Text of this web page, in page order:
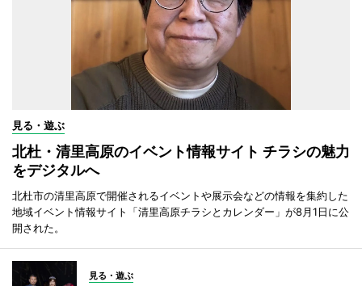
見る・遊ぶ
北杜・清里高原のイベント情報サイト チラシの魅力
をデジタルへ
北杜市の清里高原で開催されるイベントや展示会などの情報を集約した
地域イベント情報サイト「清里高原チラシとカレンダー」が8月1日に公
開された。
見る・遊ぶ